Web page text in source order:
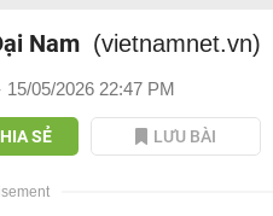
Nam (vietnamnet.vn)
15/05/2026 22:47 PM
SẺ LƯU BÀI